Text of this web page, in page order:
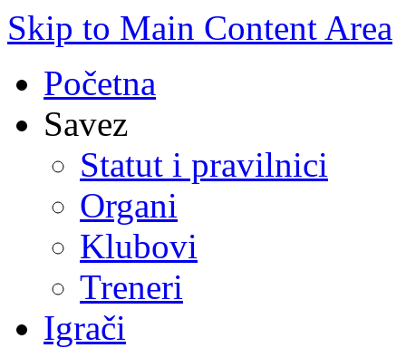
Skip to Main Content Area
Početna
Savez
Statut i pravilnici
Organi
Klubovi
Treneri
Igrači